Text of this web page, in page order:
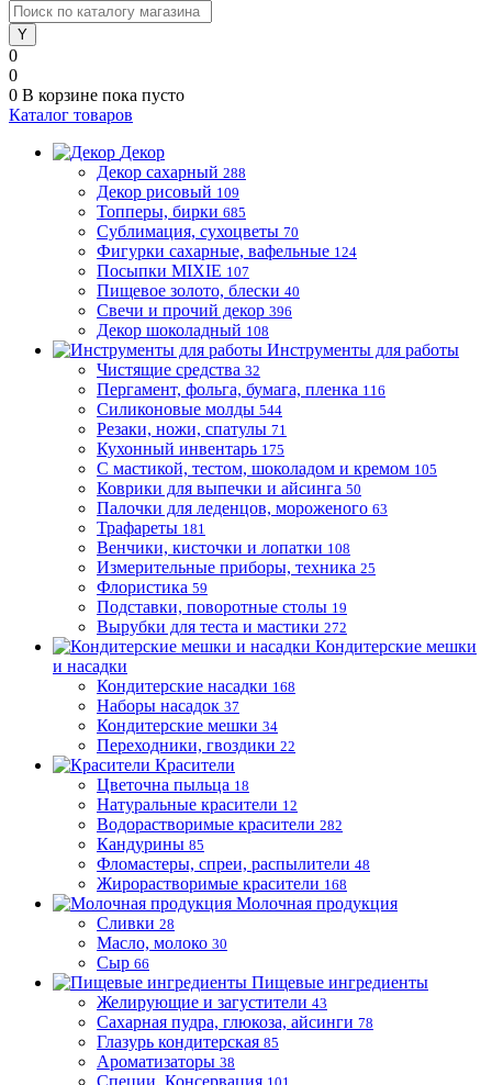
0
0
0 В корзине пока пусто
Каталог товаров
Декор
Декор сахарный 288
Декор рисовый 109
Топперы, бирки 685
Сублимация, сухоцветы 70
Фигурки сахарные, вафельные 124
Посыпки MIXIE 107
Пищевое золото, блески 40
Свечи и прочий декор 396
Декор шоколадный 108
Инструменты для работы
Чистящие средства 32
Пергамент, фольга, бумага, пленка 116
Силиконовые молды 544
Резаки, ножи, спатулы 71
Кухонный инвентарь 175
С мастикой, тестом, шоколадом и кремом 105
Коврики для выпечки и айсинга 50
Палочки для леденцов, мороженого 63
Трафареты 181
Венчики, кисточки и лопатки 108
Измерительные приборы, техника 25
Флористика 59
Подставки, поворотные столы 19
Вырубки для теста и мастики 272
Кондитерские мешки
и насадки
Кондитерские насадки 168
Наборы насадок 37
Кондитерские мешки 34
Переходники, гвоздики 22
Красители
Цветочна пыльца 18
Натуральные красители 12
Водорастворимые красители 282
Кандурины 85
Фломастеры, спреи, распылители 48
Жирорастворимые красители 168
Молочная продукция
Сливки 28
Масло, молоко 30
Сыр 66
Пищевые ингредиенты
Желирующие и загустители 43
Сахарная пудра, глюкоза, айсинги 78
Глазурь кондитерская 85
Ароматизаторы 38
Специи, Консервация